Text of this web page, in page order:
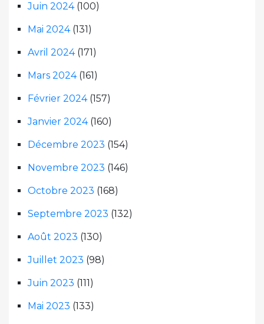
Juin 2024(100)
Mai 2024(131)
Avril 2024(171)
Mars 2024(161)
Février 2024(157)
Janvier 2024(160)
Décembre 2023 (154)
Novembre 2023 (146)
Octobre 2023 (168)
Septembre 2023 (132)
Août 2023 (130)
Juillet 2023 (98)
Juin 2023 (111)
Mai 2023 (133)